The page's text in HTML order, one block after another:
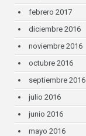
febrero 2017
diciembre 2016
noviembre 2016
octubre 2016
septiembre 2016
julio 2016
junio 2016
mayo 2016